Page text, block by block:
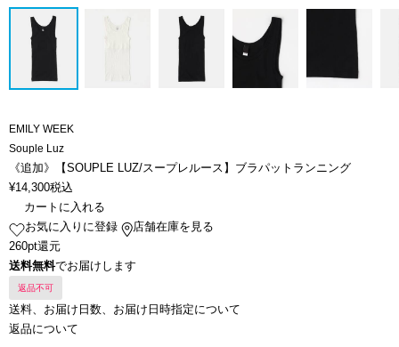
EMILY WEEK
Souple Luz
《追加》【SOUPLE LUZ/スープレルース】ブラパットランニング
¥14,300税込
カートに入れる
お気に入りに登録
店舗在庫を見る
260pt還元
送料無料でお届けします
返品不可
送料、お届け日数、お届け日時指定について
返品について